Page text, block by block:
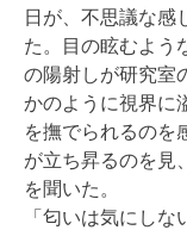
日が、不思議な感
た。目の眩むよう
の陽射しが研究室
かのように視界に
を撫でられるのを
が立ち昇るのを見
を聞いた。
「匂いは気にしな